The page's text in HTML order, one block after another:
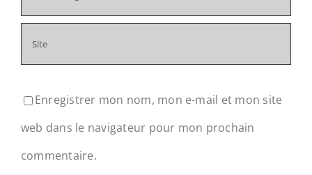
Enregistrer mon nom, mon e-mail et mon site
web dans le navigateur pour mon prochain
commentaire.